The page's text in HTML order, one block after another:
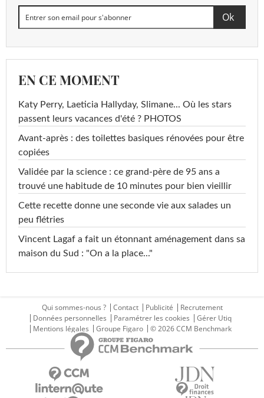
EN CE MOMENT
Katy Perry, Laeticia Hallyday, Slimane... Où les stars
passent leurs vacances d'été ? PHOTOS
Avant-après : des toilettes basiques rénovées pour être
copiées
Validée par la science : ce grand-père de 95 ans a
trouvé une habitude de 10 minutes pour bien vieillir
Cette recette donne une seconde vie aux salades un
peu flétries
Vincent Lagaf a fait un étonnant aménagement dans sa
maison du Sud : "On a la place..."
Qui sommes-nous ? Contact Publicité
Recrutement
Données personnelles
Paramétrer les cookies
Gérer Utiq
Mentions légales
Groupe Figaro © 2026 CCM Benchmark